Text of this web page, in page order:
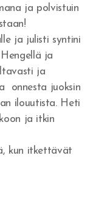
ja polvistuin
ja julisti syntini
ja
ja
onnesta juoksin
ilouutista. Heti
ja itkin
kun itkettävät